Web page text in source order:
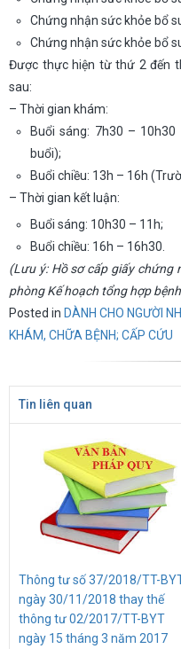
Chứng nhận sức khỏe bổ
Chứng nhận sức khỏe bổ
Được thực hiện từ thứ 2 đến
sau:
– Thời gian khám:
Buổi sáng: 7h30 –
buổi);
Buổi chiều: 13h – 16h
– Thời gian kết luận:
Buổi sáng: 10h30 – 11h;
Buổi chiều: 16h – 16h30.
(Lưu ý: Hồ sơ cấp giấy chứng
phòng Kế hoạch tổng hợp
Posted in DÀNH CHO NGƯỜI
KHÁM, CHỮA BỆNH; CẤP CỨU
Tin liên quan
Thông tư số 37/2018/TT-
ngày 30/11/2018 thay thế
thông tư 02/2017/TT-BYT
ngày 15 tháng 3 năm 2017